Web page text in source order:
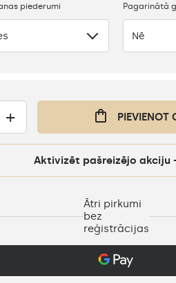
piederumi Pagarinātā
Nē
+ PIEVIENOT
Ātri pirkumi
bez
reģistrācijas